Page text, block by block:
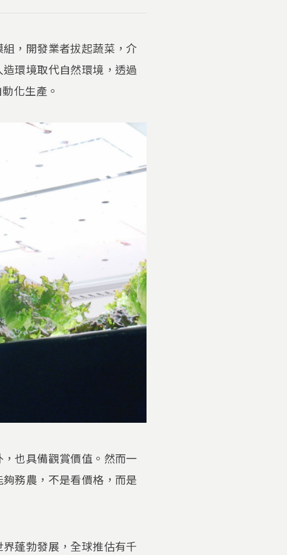
，開發業者拔起蔬菜，介
環境取代自然環境，透過
化生產。
，也具備觀賞價值。然而一
務農，不是看價格，而是
蓬勃發展，全球推估有千